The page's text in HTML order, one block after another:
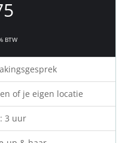
BTW
of je eigen locatie
3 uur